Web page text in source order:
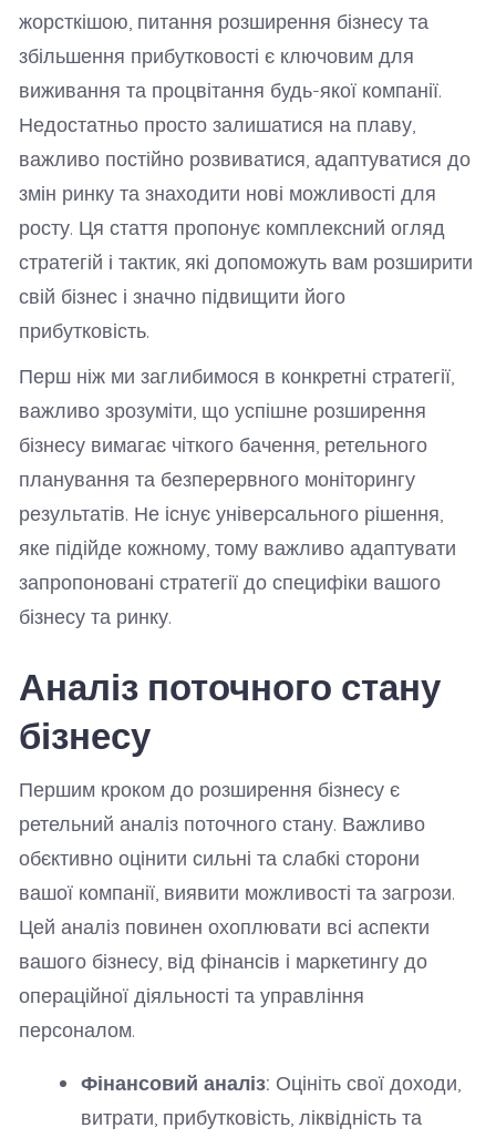
жорсткішою, питання розширення бізнесу та
збільшення прибутковості є ключовим для
виживання та процвітання будь-якої компанії.
Недостатньо просто залишатися на плаву,
важливо постійно розвиватися, адаптуватися до
змін ринку та знаходити нові можливості для
росту. Ця стаття пропонує комплексний огляд
стратегій і тактик, які допоможуть вам розширити
свій бізнес і значно підвищити його
прибутковість.
Перш ніж ми заглибимося в конкретні стратегії,
важливо зрозуміти, що успішне розширення
бізнесу вимагає чіткого бачення, ретельного
планування та безперервного моніторингу
результатів. Не існує універсального рішення,
яке підійде кожному, тому важливо адаптувати
запропоновані стратегії до специфіки вашого
бізнесу та ринку.
Аналіз поточного стану
бізнесу
Першим кроком до розширення бізнесу є
ретельний аналіз поточного стану. Важливо
обєктивно оцінити сильні та слабкі сторони
вашої компанії, виявити можливості та загрози.
Цей аналіз повинен охоплювати всі аспекти
вашого бізнесу, від фінансів і маркетингу до
операційної діяльності та управління
персоналом.
Фінансовий аналіз: Оцініть свої доходи,
витрати, прибутковість, ліквідність та